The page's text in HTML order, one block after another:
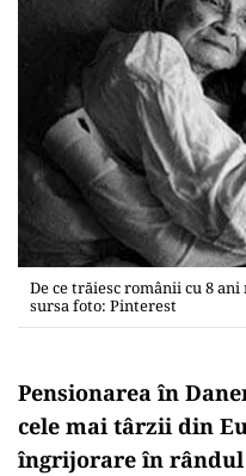
De ce trăiesc românii cu 8
sursa foto: Pinterest
Pensionarea în
cele mai târzii din
îngrijorare în